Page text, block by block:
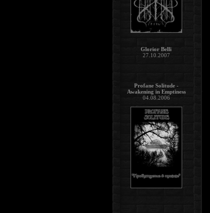
Glorior Belli
27.10.2007
Profane Solitude -
Awakening in Emptiness
04.08.2006